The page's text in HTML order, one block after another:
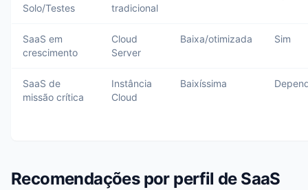
Solo/Testes
tradicional
SaaS em
crescimento
Cloud
Server
Baixa/otimizada Sim
SaaS de
missão crítica
Instância
Cloud
Baixíssima
Recomendações por perfil de SaaS